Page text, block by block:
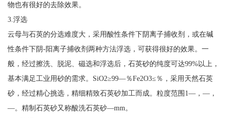
物也有很好的去除效果。
3.浮选
云母与石英的分选难度大，采用酸性条件下阴离子捕收剂，或在碱
性条件下阴-阳离子捕收剂两种方法浮选，可获得很好的效果。一
般，经过擦洗、脱泥、磁选和浮选后，石英砂的纯度可达99%以上，
基本满足工业用砂的需求。SiO2≥99—％Fe2O3≤％，采用天然石英
砂，经过精心挑选，精细精致石英砂加工而成。粒度范围1—，—，
—。精制石英砂又称酸洗石英砂—mm。